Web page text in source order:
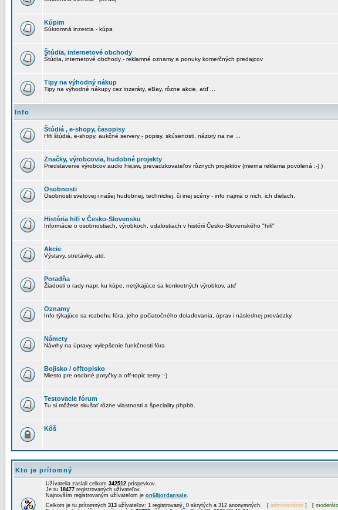
Kúpim
Súkromná inzercia - kúpa
Štúdia, internetové obchody
Štúdia, internetové obchody - reklamné oznamy a ponuky komerčných predajcov
Tipy na výhodný nákup
Tipy na výhodné nákupy cez inzeráty, eBay, rôzne akcie, atď ...
Info
Štúdiá , e-shopy, časopisy
Hifi štúdiá, e-shopy, aukčné servery - popisy, skúsenosti, názory na ne ...
Značky, výrobcovia, hudobné projekty
Predstavenie výrobcov audio hw,sw, prevadzkovateľov rôznych projektov (mierna reklama povolená :-) )
Osobnosti
Osobnosti svetovej i našej hudobnej, technickej, či inej scény - info najmä o nich, ich dielach.
História hifi v Česko-Slovensku
Informácie o osobnostiach, výrobkoch, udalostiach v histórii Česko-Slovenského "hifi"
Akcie
Výstavy, stretávky, atd.
Poradňa
Žiadosti o rady napr. ku kúpe, netýkajúce sa konkretných výrobkov, atď
Oznamy
Info týkajúce sa rozbehu fóra, jeho počiatočného dolaďovania, úprav i následnej prevádzky.
Námety
Návrhy na úpravy, vylepšenie funkčnosti fóra
Bojisko / offtopisko
Miesto pre osobné potyčky a off-topic temy :-)
Testovacie fórum
Tu si môžete skušať rôzne vlastnosti a špeciality phpbb.
Kôš
Kto je prítomný
Užívatelia zaslali celkom 342512 príspevkov.
Je tu 18477 registrovaných užívateľov.
Najnovším registrovaným užívateľom je on68jordansale.
Celkom je tu prítomných 313 užívateľov: 1 registrovaný, 0 skrytých a 312 anonymných. [ administrátori ] [